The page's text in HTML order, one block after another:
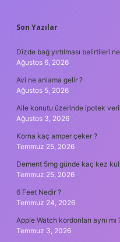
SIDEBAR
Son Yazılar
Dizde bağ yırtılması belirtileri
Ağustos 6, 2026
Avi ne anlama gelir ?
Ağustos 5, 2026
Aile konutu üzerinde ipotek
Ağustos 3, 2026
Korna kaç amper çeker ?
Temmuz 25, 2026
Dement 5mg günde kaç kez
Temmuz 25, 2026
6 Feet Nedir ?
Temmuz 24, 2026
Apple Watch kordonları aynı mı
Temmuz 3, 2026